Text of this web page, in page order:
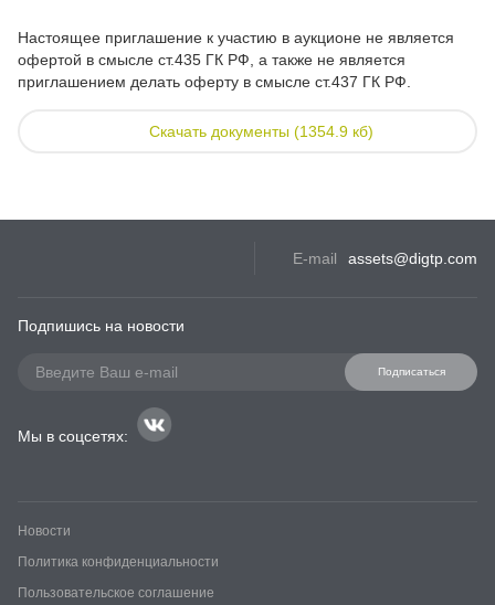
Настоящее приглашение к участию в аукционе не является
офертой в смысле ст.435 ГК РФ, а также не является
приглашением делать оферту в смысле ст.437 ГК РФ.
Скачать документы (1354.9 кб)
E-mail assets@digtp.com
Подпишись на новости
Подписаться
Мы в соцсетях:
Новости
Политика конфиденциальности
Пользовательское соглашение